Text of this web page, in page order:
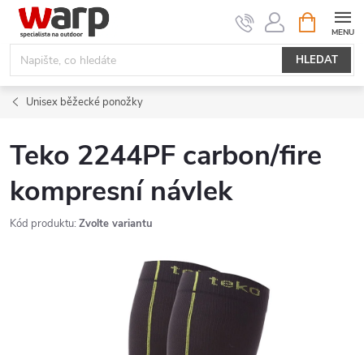
Přejít
obsah
HLEDAT
NÁKUPNÍ
KOŠÍK
Unisex běžecké ponožky
Teko 2244PF carbon/fire
kompresní návlek
Kód produktu: Zvolte variantu